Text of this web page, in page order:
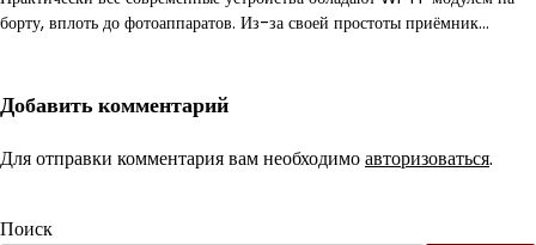
борту, вплоть до фотоаппаратов. Из-за своей простоты приёмник…
Добавить комментарий
Для отправки комментария вам необходимоавторизоваться.
Поиск